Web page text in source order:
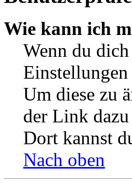
Wie kann ich
Wenn du
Um diese zu
der Link
Dort kannst
Nach oben